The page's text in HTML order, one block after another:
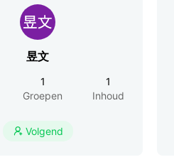
昱文
1
Groepen
1
Inhoud
 Volgend